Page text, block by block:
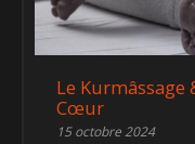
Le Kurmâssage
Cœur
15 octobre 2024